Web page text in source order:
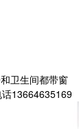
卫生间都带窗
13664635169